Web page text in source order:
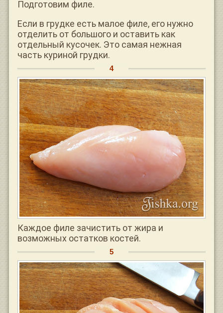
Подготовим филе.
Если в грудке есть малое филе, его нужно
отделить от большого и оставить как
отдельный кусочек. Это самая нежная
часть куриной грудки.
Каждое филе зачистить от жира и
возможных остатков костей.